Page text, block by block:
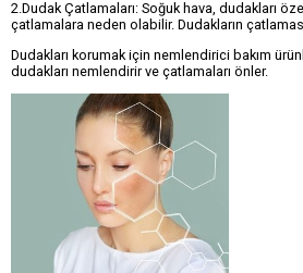
2.Dudak Çatlamaları: Soğuk hava, dudakları
çatlamalara neden olabilir. Dudakların
Dudakları korumak için nemlendirici bakım
dudakları nemlendirir ve çatlamaları önler.